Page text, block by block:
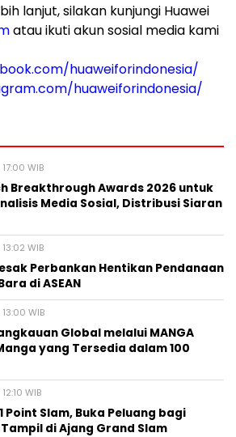
lanjut, silakan kunjungi Huawei
atau ikuti akun sosial media kami
huaweiforindonesia/
huaweiforindonesia/
WIB
Breakthrough Awards 2026 untuk
Media Sosial, Distribusi Siaran
WIB
Perbankan Hentikan Pendanaan
di ASEAN
WIB
Global melalui MANGA
yang Tersedia dalam 100
WIB
Point Slam, Buka Peluang bagi
di Ajang Grand Slam